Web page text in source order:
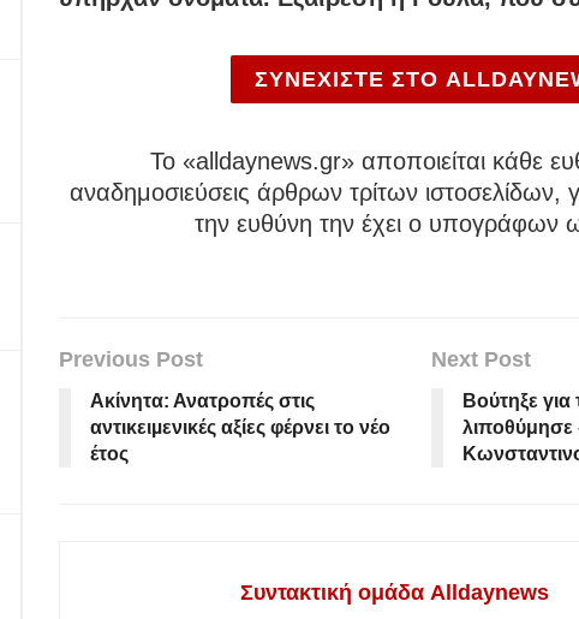
ΣΥΝΕΧΙΣΤΕ ΣΤΟ
To «alldaynews.gr» αποποιείται κάθε
αναδημοσιεύσεις άρθρων τρίτων ιστοσελίδων,
την ευθύνη την έχει ο υπογράφων
Previous Post
Ακίνητα: Ανατροπές στις
αντικειµενικές αξίες φέρνει το νέο
έτος
Next Post
Βούτηξε για
λιποθύμησε
Συντακτική ομάδα Alldaynews